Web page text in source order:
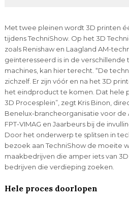
Met twee pleinen wordt 3D printen
tijdens TechniShow. Op het 3D
zoals Renishaw en Laagland AM-
geïnteresseerd is in de
machines, kan hier terecht. “De
zichzelf. Er zijn vóór en na het 3D
het eindproduct te komen. Dat hele
3D Procesplein”, zegt Kris Binon,
Benelux-brancheorganisatie voor
FPT-VIMAG en Jaarbeurs bij de
Door het onderwerp te splitsen in
bezoek aan TechniShow de moeite
maakbedrijven die amper iets van
bedrijven die verdieping zoeken.
Hele proces doorlopen